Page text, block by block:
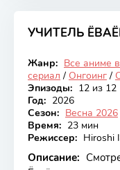
УЧИТЕЛЬ
Жанр: Все аниме
сериал / Онгоинг /
Эпизоды: 12 из 12
Год: 2026
Сезон: Весна 2026
Время: 23 мин
Режиссер: Hiroshi
Описание: